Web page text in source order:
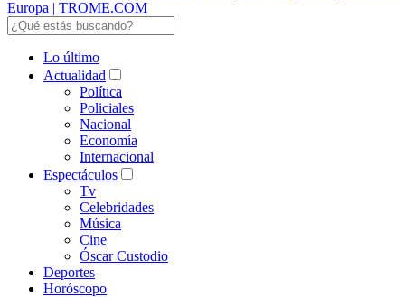
Lo último
Actualidad
Política
Policiales
Nacional
Economía
Internacional
Espectáculos
Tv
Celebridades
Música
Cine
Óscar Custodio
Deportes
Horóscopo